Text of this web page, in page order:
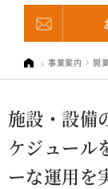
事業案内 開
施設・設備
ケジュール
ーな運用を